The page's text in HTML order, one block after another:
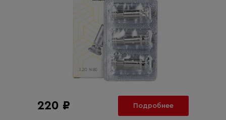
220 ₽ Подробнее